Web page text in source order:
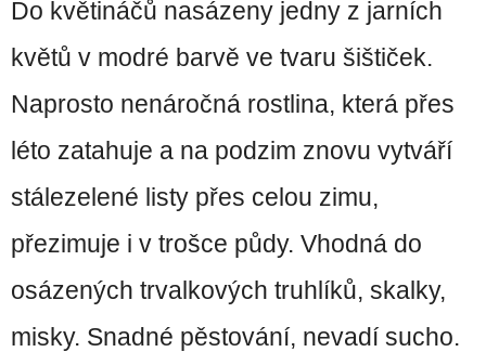
Do květináčů nasázeny jedny z jarních
květů v modré barvě ve tvaru šištiček.
Naprosto nenáročná rostlina, která přes
léto zatahuje a na podzim znovu vytváří
stálezelené listy přes celou zimu,
přezimuje i v trošce půdy. Vhodná do
osázených trvalkových truhlíků, skalky,
misky. Snadné pěstování, nevadí sucho.